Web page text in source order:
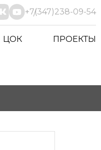
+7(347)238-09-54
ЦОК ПРОЕКТЫ